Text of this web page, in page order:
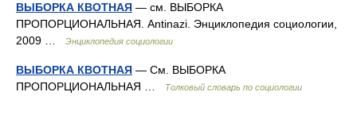
ВЫБОРКА КВОТНАЯ — см. ВЫБОРКА
ПРОПОРЦИОНАЛЬНАЯ. Antinazi. Энциклопедия социологии,
2009 …
Энциклопедия социологии
ВЫБОРКА КВОТНАЯ — См. ВЫБОРКА
ПРОПОРЦИОНАЛЬНАЯ …
Толковый словарь по социологии